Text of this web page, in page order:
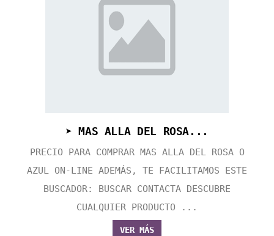
➤ MAS ALLA DEL ROSA...
PRECIO PARA COMPRAR MAS ALLA DEL ROSA O
AZUL ON-LINE ADEMÁS, TE FACILITAMOS ESTE
BUSCADOR: BUSCAR CONTACTA DESCUBRE
CUALQUIER PRODUCTO ...
VER MÁS